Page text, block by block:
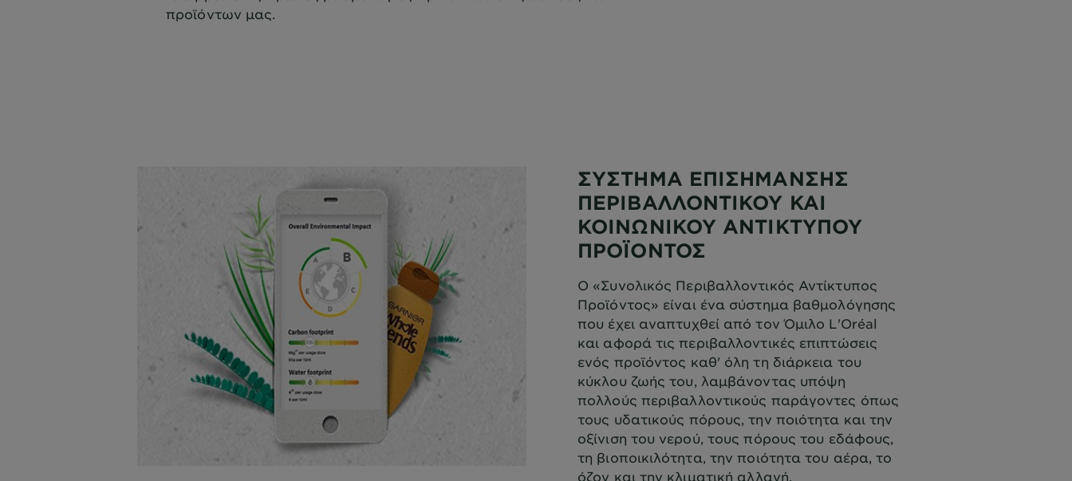
προϊόντων μας.
ΣΥΣΤΗΜΑ ΕΠΙΣΗΜΑΝΣΗΣ
ΠΕΡΙΒΑΛΛΟΝΤΙΚΟΥ ΚΑΙ
ΚΟΙΝΩΝΙΚΟΥ ΑΝΤΙΚΤΥΠΟΥ
ΠΡΟΪΟΝΤΟΣ
Ο «Συνολικός Περιβαλλοντικός Αντίκτυπος
Προϊόντος» είναι ένα σύστημα βαθμολόγησης
που έχει αναπτυχθεί από τον Όμιλο L'Oréal
και αφορά τις περιβαλλοντικές επιπτώσεις
ενός προϊόντος καθ' όλη τη διάρκεια του
κύκλου ζωής του, λαμβάνοντας υπόψη
πολλούς περιβαλλοντικούς παράγοντες όπως
τους υδατικούς πόρους, την ποιότητα και την
οξίνιση του νερού, τους πόρους του εδάφους,
τη βιοποικιλότητα, την ποιότητα του αέρα, το
όζον και την κλιματική αλλαγή.